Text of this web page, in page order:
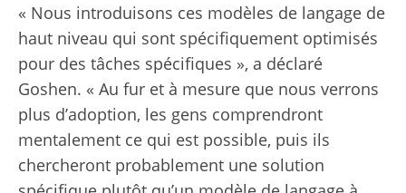
« Nous introduisons ces modèles de langage de
haut niveau qui sont spécifiquement optimisés
pour des tâches spécifiques », a déclaré
Goshen. « Au fur et à mesure que nous verrons
plus d’adoption, les gens comprendront
mentalement ce qui est possible, puis ils
chercheront probablement une solution